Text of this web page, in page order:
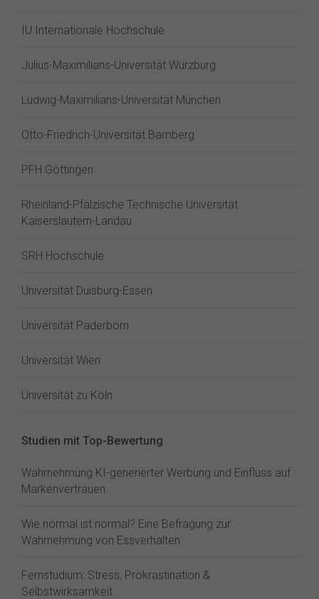
IU Internationale Hochschule
Julius-Maximilians-Universität Würzburg
Ludwig-Maximilians-Universität München
Otto-Friedrich-Universität Bamberg
PFH Göttingen
Rheinland-Pfälzische Technische Universität
Kaiserslautern-Landau
SRH Hochschule
Universität Duisburg-Essen
Universität Paderborn
Universität Wien
Universität zu Köln
Studien mit Top-Bewertung
Wahrnehmung KI-generierter Werbung und Einfluss auf
Markenvertrauen
Wie normal ist normal? Eine Befragung zur
Wahrnehmung von Essverhalten
Fernstudium: Stress, Prokrastination &
Selbstwirksamkeit